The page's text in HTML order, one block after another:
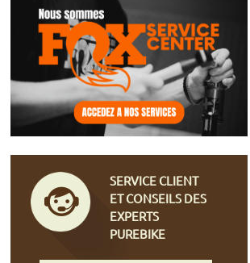
SERVICE CLIENT
ET CONSEILS DES
EXPERTS
PUREBIKE